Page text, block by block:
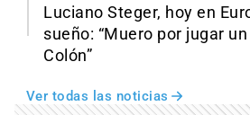
Luciano Steger, hoy en
sueño: “Muero por jugar
Colón”
Ver todas las noticias